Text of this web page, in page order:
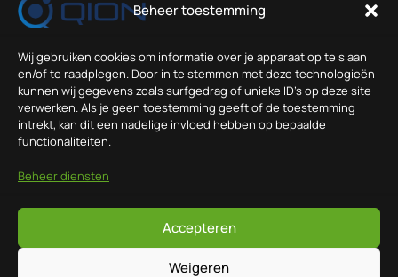
Beheer toestemming
Wij gebruiken cookies om informatie over je apparaat op te slaan
en/of te raadplegen. Door in te stemmen met deze technologieën
kunnen wij gegevens zoals surfgedrag of unieke ID's op deze site
verwerken. Als je geen toestemming geeft of de toestemming
intrekt, kan dit een nadelige invloed hebben op bepaalde
functionaliteiten.
Beheer diensten
Accepteren
Weigeren
Accountgegevens
Verzenden en Retour
Algemene voorwaarden
Contact
Anodeweg 1 - 36
uit? Misschien kunnen wij je helpen!